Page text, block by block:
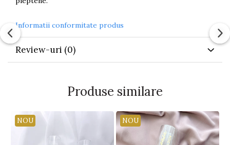
Informatii conformitate produs
Review-uri (0)
Produse similare
NOU NOU